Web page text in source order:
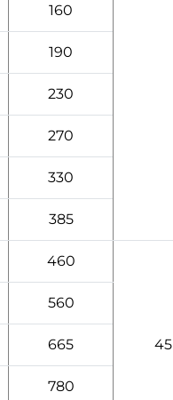
160
190
230
270
330
385
460
45
560
665
780